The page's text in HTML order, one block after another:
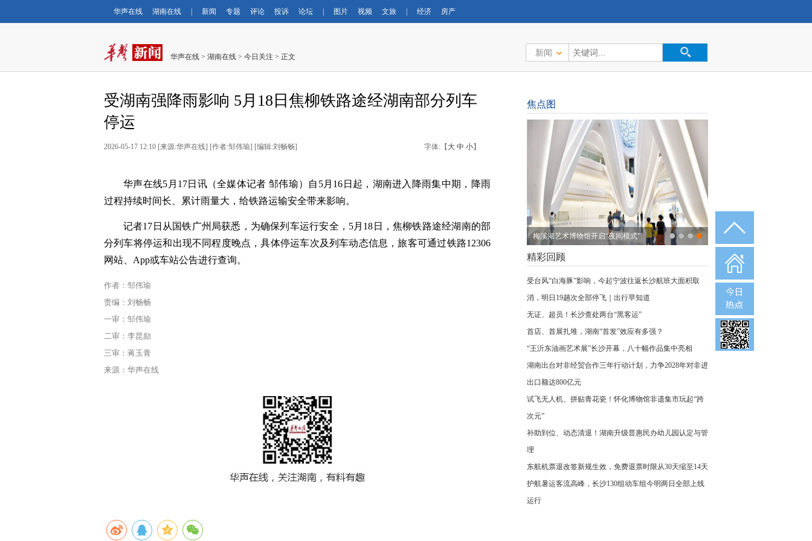
华声在线 湖南在线 新闻 专题 评论 投诉 论坛 图片 视频 文旅 经济 房产
华声在线 > 湖南在线 > 今日关注 > 正文 新闻
受湖南强降雨影响 5月18日焦柳铁路途经湖南部分列车
停运
2026-05-17 12:10 [来源:华声在线] [作者:邹伟瑜] [编辑:刘畅畅] 字体:【 大 中 小】
华声在线5月17日讯（全媒体记者 邹伟瑜）自5月16日起，湖南进入降雨集中期，降雨
过程持续时间长、累计雨量大，给铁路运输安全带来影响。
记者17日从国铁广州局获悉，为确保列车运行安全，5月18日，焦柳铁路途经湖南的部
分列车将停运和出现不同程度晚点，具体停运车次及列车动态信息，旅客可通过铁路12306
网站、App或车站公告进行查询。
作者：邹伟瑜
责编：刘畅畅
一审：邹伟瑜
二审：李昆励
三审：蒋玉青
来源：华声在线
焦点图
梅溪湖艺术博物馆开启“夜间模式”
精彩回顾
受台风“白海豚”影响，今起宁波往返长沙航班大面积取
消，明日19趟次全部停飞｜出行早知道
无证、超员！长沙查处两台“黑客运”
首店、首展扎堆，湖南“首发”效应有多强？
“王沂东油画艺术展”长沙开幕，八十幅作品集中亮相
湖南出台对非经贸合作三年行动计划，力争2028年对非进
出口额达800亿元
试飞无人机、拼贴青花瓷！怀化博物馆非遗集市玩起“跨
次元”
补助到位、动态清退！湖南升级普惠民办幼儿园认定与管
理
东航机票退改签新规生效，免费退票时限从30天缩至14天
护航暑运客流高峰，长沙130组动车组今明两日全部上线
运行